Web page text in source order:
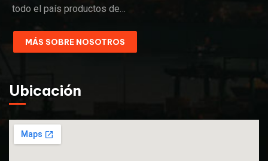
todo el país productos de…
MÁS SOBRE NOSOTROS
Ubicación